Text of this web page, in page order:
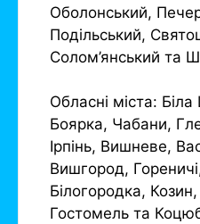
Оболонський,
Подільський,
Солом’янський та
Обласні міста:
Боярка, Чабани,
Ірпінь, Вишневе,
Вишгород,
Білогородка,
Гостомель та